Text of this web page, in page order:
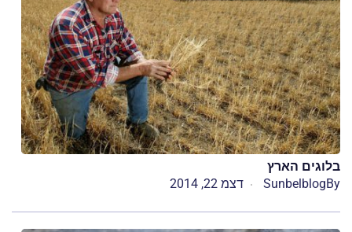
בלוגים הארץ
By
Sunbelblog דצמ 22, 2014